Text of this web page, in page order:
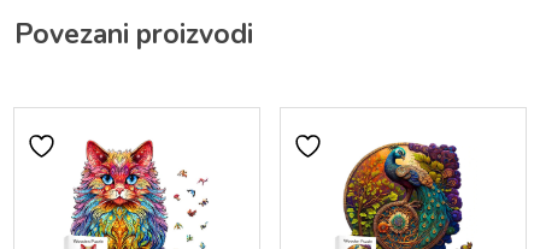
Povezani proizvodi